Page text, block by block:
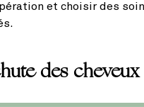
et choisir des
des